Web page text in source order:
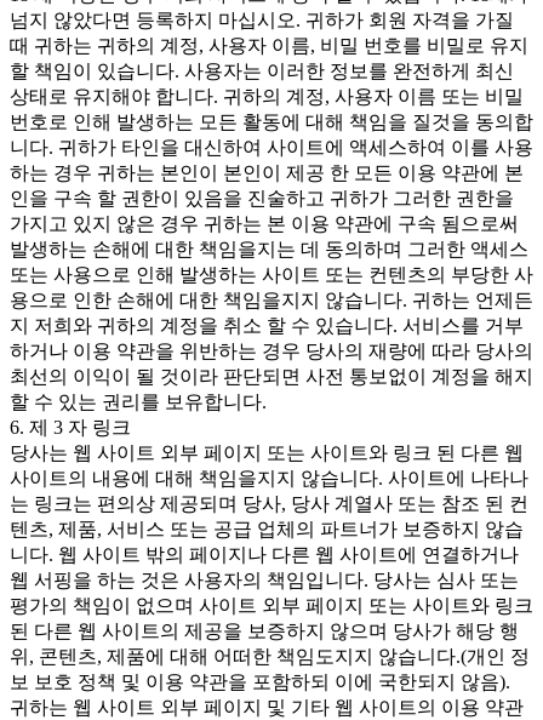
넘지 않았다면 등록하지 마십시오. 귀하가 회원 자격을 가질
때 귀하는 귀하의 계정, 사용자 이름, 비밀 번호를 비밀로 유지
할 책임이 있습니다. 사용자는 이러한 정보를 완전하게 최신
상태로 유지해야 합니다. 귀하의 계정, 사용자 이름 또는 비밀
번호로 인해 발생하는 모든 활동에 대해 책임을 질것을 동의합
니다. 귀하가 타인을 대신하여 사이트에 액세스하여 이를 사용
하는 경우 귀하는 본인이 본인이 제공 한 모든 이용 약관에 본
인을 구속 할 권한이 있음을 진술하고 귀하가 그러한 권한을
가지고 있지 않은 경우 귀하는 본 이용 약관에 구속 됨으로써
발생하는 손해에 대한 책임을지는 데 동의하며 그러한 액세스
또는 사용으로 인해 발생하는 사이트 또는 컨텐츠의 부당한 사
용으로 인한 손해에 대한 책임을지지 않습니다. 귀하는 언제든
지 저희와 귀하의 계정을 취소 할 수 있습니다. 서비스를 거부
하거나 이용 약관을 위반하는 경우 당사의 재량에 따라 당사의
최선의 이익이 될 것이라 판단되면 사전 통보없이 계정을 해지
할 수 있는 권리를 보유합니다.
6. 제 3 자 링크
당사는 웹 사이트 외부 페이지 또는 사이트와 링크 된 다른 웹
사이트의 내용에 대해 책임을지지 않습니다. 사이트에 나타나
는 링크는 편의상 제공되며 당사, 당사 계열사 또는 참조 된 컨
텐츠, 제품, 서비스 또는 공급 업체의 파트너가 보증하지 않습
니다. 웹 사이트 밖의 페이지나 다른 웹 사이트에 연결하거나
웹 서핑을 하는 것은 사용자의 책임입니다. 당사는 심사 또는
평가의 책임이 없으며 사이트 외부 페이지 또는 사이트와 링크
된 다른 웹 사이트의 제공을 보증하지 않으며 당사가 해당 행
위, 콘텐츠, 제품에 대해 어떠한 책임도지지 않습니다.(개인 정
보 보호 정책 및 이용 약관을 포함하되 이에 국한되지 않음).
귀하는 웹 사이트 외부 페이지 및 기타 웹 사이트의 이용 약관